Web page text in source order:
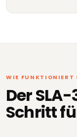
WIE FUNKTIONIERT
Der
Schritt